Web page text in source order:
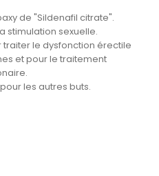
de "Sildenafil citrate".
stimulation sexuelle.
le dysfonction érectile
et pour le traitement
les autres buts.